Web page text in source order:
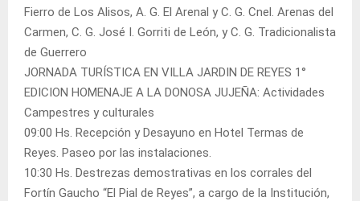
Fierro de Los Alisos, A. G. El Arenal y C. G. Cnel. Arenas del
Carmen, C. G. José I. Gorriti de León, y C. G. Tradicionalista
de Guerrero
JORNADA TURÍSTICA EN VILLA JARDIN DE REYES 1°
EDICION HOMENAJE A LA DONOSA JUJEÑA: Actividades
Campestres y culturales
09:00 Hs. Recepción y Desayuno en Hotel Termas de
Reyes. Paseo por las instalaciones.
10:30 Hs. Destrezas demostrativas en los corrales del
Fortín Gaucho “El Pial de Reyes”, a cargo de la Institución,